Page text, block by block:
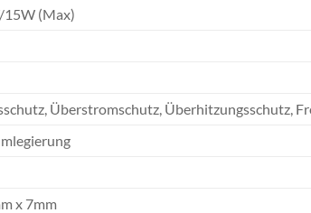
(Max)
Überstromschutz, Überhitzungsschutz,
x 7mm